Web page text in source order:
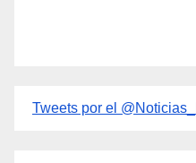
Tweets por el